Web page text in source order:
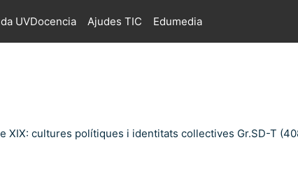
UVDocencia Ajudes TIC Edumedia
XIX: cultures polítiques i identitats collectives Gr.SD-T